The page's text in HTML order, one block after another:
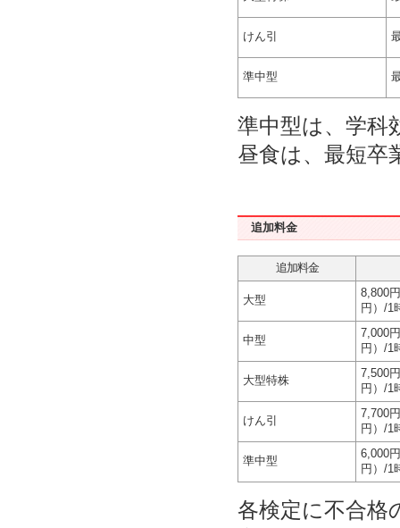
けん引
準中型
準中型は、学科
昼食は、最短卒
追加料金
追加料金
大型
8,800
円）/1
中型
7,000
円）/1
大型特株
7,500
円）/1
けん引
7,700
円）/1
準中型
6,000
円）/1
各検定に不合格